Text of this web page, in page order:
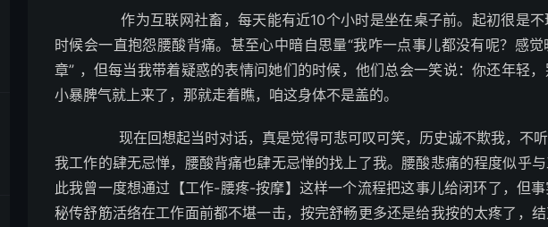
作为互联网社畜，每天能有近10个小时是坐在桌子前。起初很是不
时候会一直抱怨腰酸背痛。 甚至心中暗自思量“我咋一点事儿都没有呢？感
章” ，但每当我带着疑惑的表情问她们的时候，他们总会一笑说：你还年轻
小暴脾气就上来了，那就走着瞧，咱这身体不是盖的。
现在回想起当时对话，真是觉得可悲可叹可笑，历史诚不欺我，不听
我工作的肆无忌惮，腰酸背痛也肆无忌惮的找上了我。腰酸悲痛的程度似乎
此我曾一度想通过【工作-腰疼-按摩】这样一个流程把这事儿给闭环了，但
秘传舒筋活络在工作面前都不堪一击，按完舒畅更多还是给我按的太疼了，